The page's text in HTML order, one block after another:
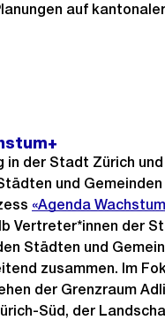
auf
in der Stadt Zürich und
und
Externer
Link:
«Agenda
Vertreter*innen der
Städten und
zusammen. Im
der Grenzraum
Süd, der